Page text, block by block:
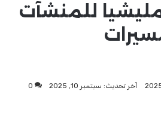
للمنشآت
آخر تحديث: سبتمبر 10, 2025 0